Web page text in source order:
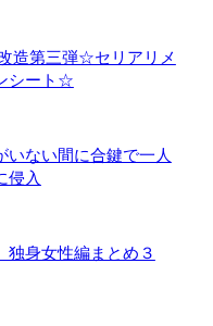
造第三弾☆セリアリメ
シート☆
いない間に合鍵で一人
侵入
独身女性編まとめ３